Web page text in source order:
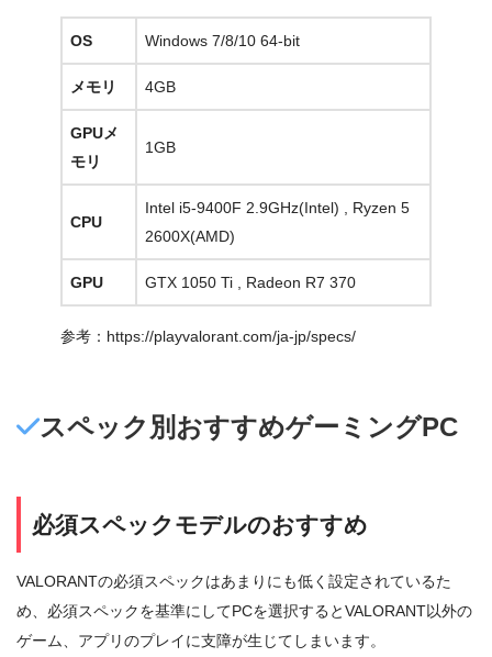
OS Windows 7/8/10 64-bit
メモリ 4GB
GPUメ
モリ
1GB
CPU
Intel i5-9400F 2.9GHz(Intel) , Ryzen 5
2600X(AMD)
GPU GTX 1050 Ti , Radeon R7 370
参考：https://playvalorant.com/ja-jp/specs/
スペック別おすすめゲーミングPC
必須スペックモデルのおすすめ
VALORANTの必須スペックはあまりにも低く設定されているた
め、必須スペックを基準にしてPCを選択するとVALORANT以外の
ゲーム、アプリのプレイに支障が生じてしまいます。